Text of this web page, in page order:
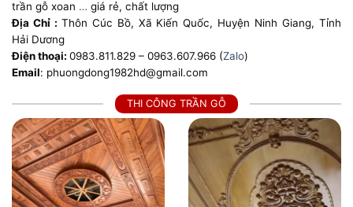
trần gỗ xoan … giá rẻ, chất lượng
Địa Chỉ : Thôn Cúc Bồ, Xã Kiến Quốc, Huyện Ninh Giang, Tỉnh
Hải Dương
Điện thoại: 0983.811.829 – 0963.607.966 (Zalo)
Email: phuongdong1982hd@gmail.com
THI CÔNG TRẦN GỖ